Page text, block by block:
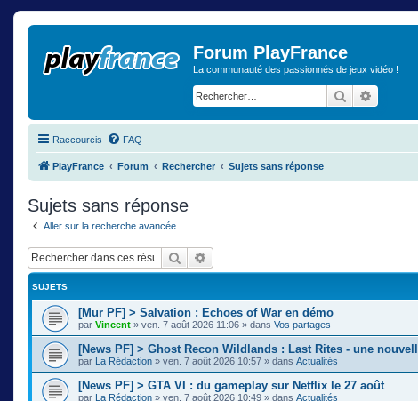
Forum PlayFrance
La communauté des passionnés de jeux vidéo !
Rechercher
Raccourcis FAQ
PlayFrance Forum Rechercher Sujets sans réponse
Sujets sans réponse
Aller sur la recherche avancée
Rechercher
SUJETS
[Mur PF] > Salvation : Echoes of War en démo
par Vincent » ven. 7 août 2026 11:06 » dans Vos partages
[News PF] > Ghost Recon Wildlands : Last Rites - une
par La Rédaction » ven. 7 août 2026 10:57 » dans Actualités
[News PF] > GTA VI : du gameplay sur Netflix le 27 août
par La Rédaction » ven. 7 août 2026 10:49 » dans Actualités